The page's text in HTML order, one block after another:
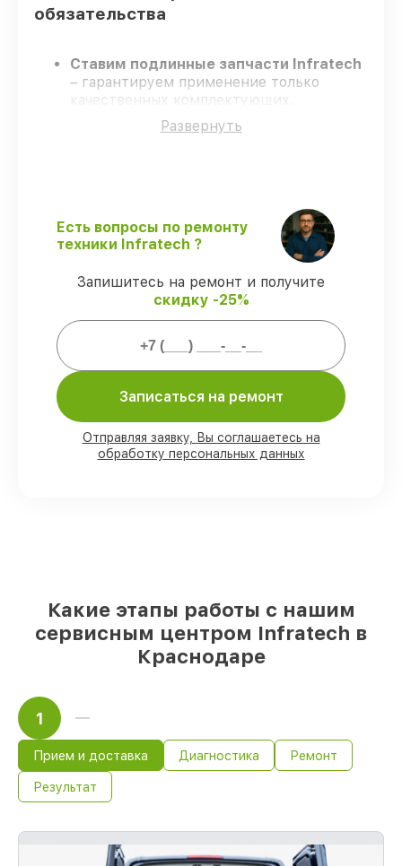
обязательства
Ставим подлинные запчасти Infratech
– гарантируем применение только
качественных комплектующих.
Квалифицированные инженеры
проходят строгий отбор, что
оптического прицела Infratech IT-404DK
строго по договоренности.
Гарантийное сопровождение– все
ремонтные услуги и комплектующие
защищены официальной гарантией
Мы гарантируем:
80%
присутствии
90%деталей Infratech есть в наличии в
Развернуть
Есть вопросы по ремонту
техники Infratech ?
Запишитесь на ремонт и получите
скидку -25%
Записаться на ремонт
Отправляя заявку, Вы соглашаетесь на
обработку персональных данных
Какие этапы работы с нашим
сервисным центром Infratech в
Краснодаре
1
Прием и доставка Диагностика Ремонт
Результат